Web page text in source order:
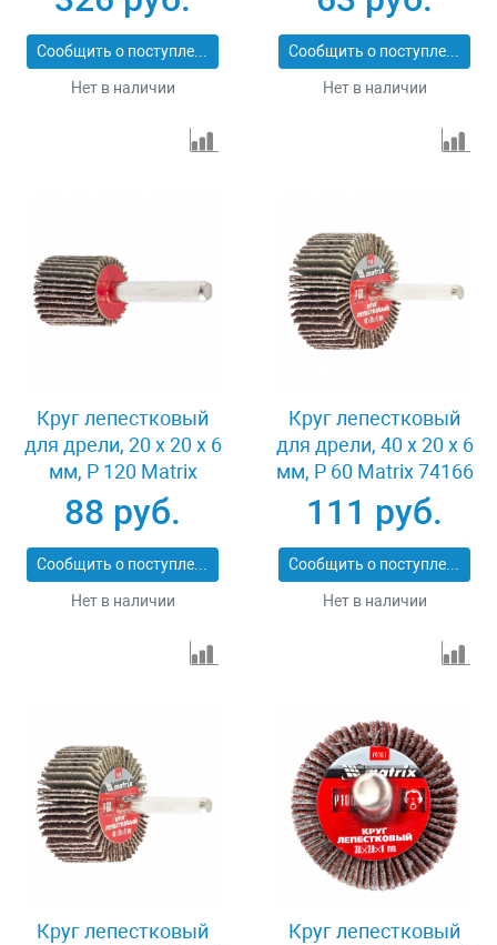
Сообщить о поступлении
Нет в наличии
74083
Сообщить о поступлении
Нет в наличии
Круг лепестковый
для дрели, 20 х 20 х 6
мм, P 120 Matrix
74104
88 руб.
Сообщить о поступлении
Нет в наличии
Круг лепестковый
для дрели, 40 х 20 х 6
мм, P 60 Matrix 74166
111 руб.
Сообщить о поступлении
Нет в наличии
Круг лепестковый
Круг лепестковый